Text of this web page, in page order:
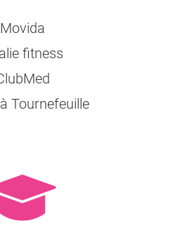
Movida
fitness
Tournefeuille